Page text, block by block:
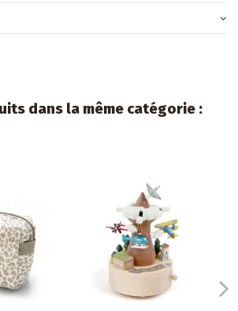
dans la même catégorie :